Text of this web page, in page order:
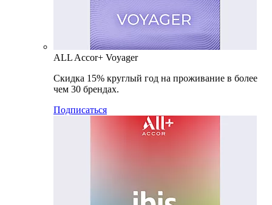
ALL Accor+ Voyager
Скидка 15% круглый год на проживание в более
чем 30 брендах.
Подписаться